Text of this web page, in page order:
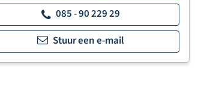
085 - 90 229 29
Stuur een e-mail